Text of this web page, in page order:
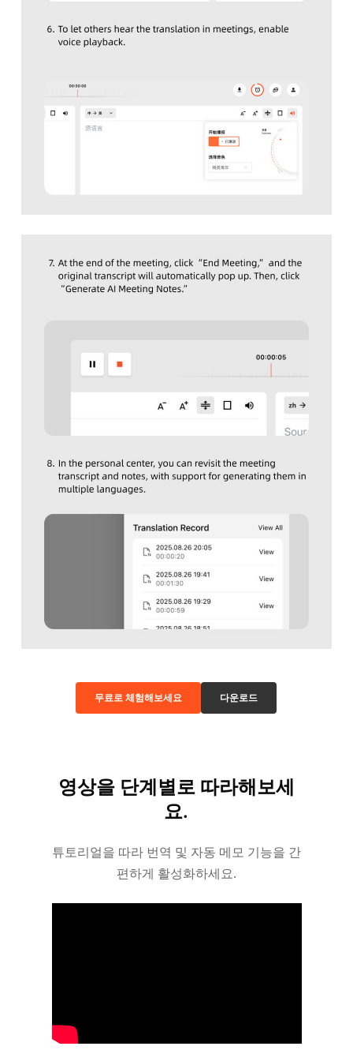
무료로 체험해보세요 다운로드
영상을 단계별로 따라해보세
요.
튜토리얼을 따라 번역 및 자동 메모 기능을 간
편하게 활성화하세요.